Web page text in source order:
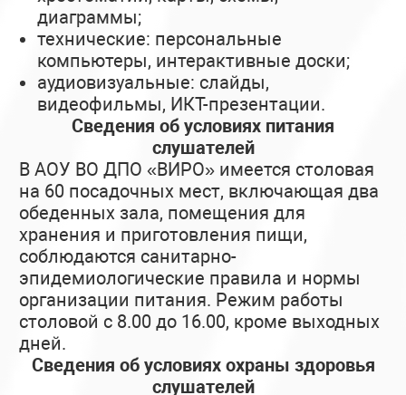
диаграммы;
технические: персональные
компьютеры, интерактивные доски;
аудиовизуальные: слайды,
видеофильмы, ИКТ-презентации.
Сведения об условиях питания
слушателей
В АОУ ВО ДПО «ВИРО» имеется столовая
на 60 посадочных мест, включающая два
обеденных зала, помещения для
хранения и приготовления пищи,
соблюдаются санитарно-
эпидемиологические правила и нормы
организации питания. Режим работы
столовой с 8.00 до 16.00, кроме выходных
дней.
Сведения об условиях охраны здоровья
слушателей